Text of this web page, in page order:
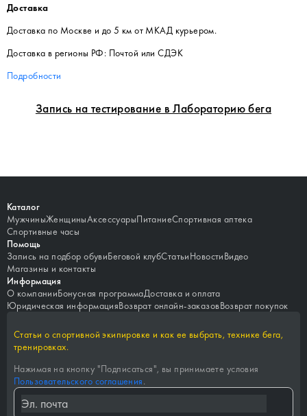
Запись на тестирование в Лабораторию бега
Доставка
Доставка по Москве и до 5 км от МКАД курьером.
Доставка в регионы РФ: Почтой или СДЭК
Подробности
Каталог
МужчиныЖенщиныАксессуарыПитаниеСпортивная аптека
Спортивные часы
Помощь
Запись на подбор обувиБеговой клубСтатьиНовостиВидео
Магазины и контакты
Информация
О компанииБонусная программаДоставка и оплата
Юридическая информацияВозврат онлайн-заказовВозврат покупок
Статьи о спортивной экипировке и как ее выбрать, технике бега,
тренировках.
Нажимая на кнопку "Подписаться", вы принимаете условия
Пользовательского соглашения.